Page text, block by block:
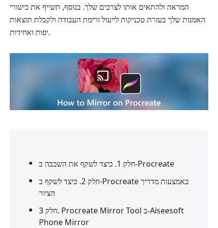
המראה ולהתאים אותו לצרכים שלך. בנוסף, תשייף את כישורי
האמנות שלך בעזרת טכניקות לייעול זרימת העבודה ולקבלת תוצאות
יפות ואחידות.
חלק 1. כיצד לשקף את השכבה ב-Procreate
חלק 2. כיצד לשקף ב-Procreate באמצעות מדריך
הציור
חלק 3. Procreate Mirror Tool ב-Aiseesoft
Phone Mirror